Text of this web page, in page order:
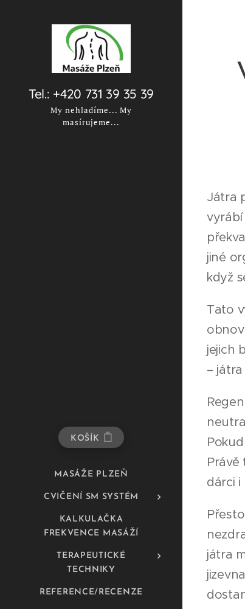
Tel.: +420 731 39 35 39
My nehladíme... My
masírujeme...
KOŠÍK
MASÁŽE PLZEŇ
CVIČENÍ SM SYSTÉM
KALKULAČKA
FREKVENCE MASÁŽÍ
TERAPEUTICKÉ
TECHNIKY
REFERENCE/RECENZE
Játra
vyrábí
jiné
když
Tato
jejich
–
dárci
játra